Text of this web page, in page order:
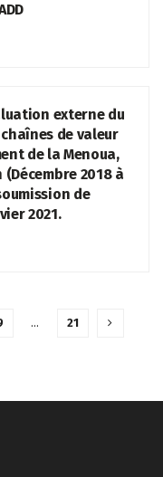
externe du
de valeur
de la Menoua,
2018 à
de
2021.
… 21